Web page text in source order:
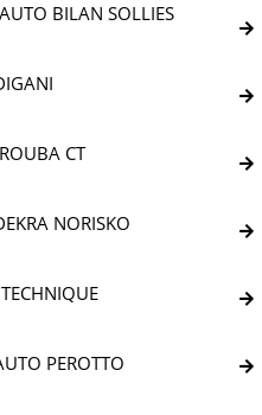
BILAN SOLLIES
CT
NORISKO
PEROTTO